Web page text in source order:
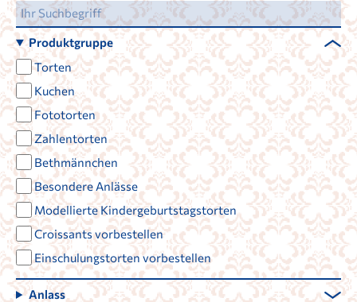
Produktgruppe
Torten
Kuchen
Fototorten
Zahlentorten
Bethmännchen
Besondere Anlässe
Modellierte Kindergeburtstagstorten
Croissants vorbestellen
Einschulungstorten vorbestellen
Anlass